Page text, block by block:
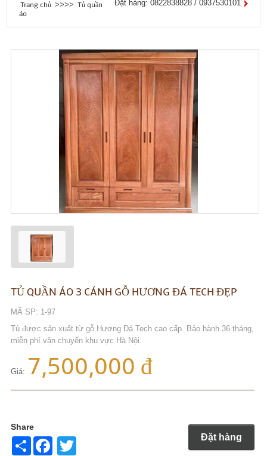
Trang chủ >>>> Tủ quần
áo
Đặt hàng: 0822838828 / 0937530101
TỦ QUẦN ÁO 3 CÁNH GỖ HƯƠNG ĐÁ TECH ĐẸP
MÃ SP: 1-97
Tủ được sản xuất từ gỗ Hương Đá Tech cao cấp. Bảo hành 36 tháng,
miễn phí vận chuyển khu vực Hà Nội.
Giá: 7,500,000 đ
Share
Share Twitter Đặt hàng